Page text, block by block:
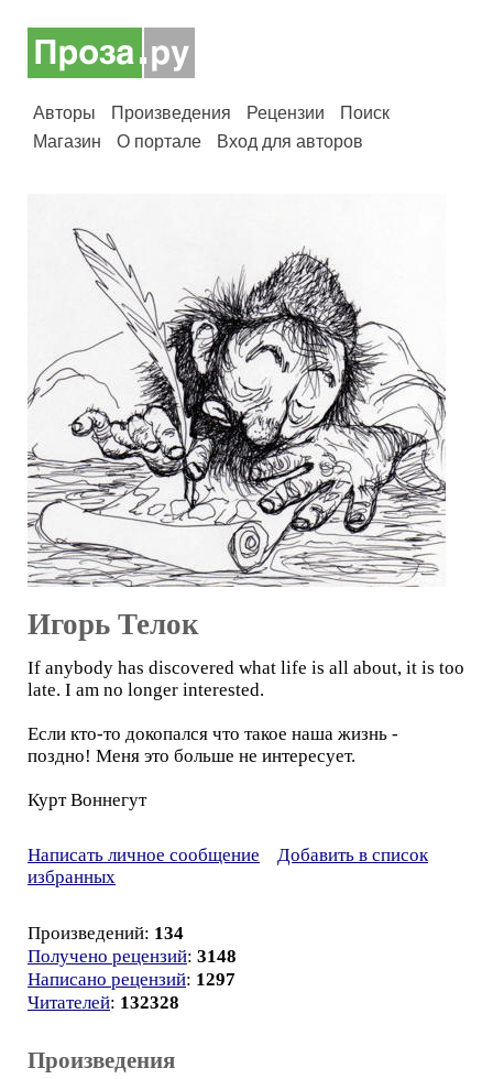
Авторы Произведения Рецензии
Поиск
Магазин
О портале Вход для авторов
Игорь Телок
If anybody has discovered what life is all about, it is too
late. I am no longer interested.
Если кто-то докопался что такое наша жизнь -
поздно! Меня это больше не интересует.
Курт Воннегут
Написать личное сообщение
Добавить в список
избранных
Произведений: 134
Получено рецензий: 3148
Написано рецензий: 1297
Читателей: 132328
Произведения